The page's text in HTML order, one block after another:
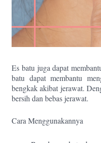
Es batu juga dapat
batu dapat membantu
bengkak akibat jerawat.
bersih dan bebas jerawat.
Cara Menggunakannya